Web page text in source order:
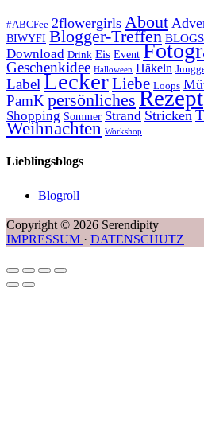
#ABCFee 2flowergirls About
BIWYFI Blogger-Treffen
Download Drink Eis Event
Geschenkidee Halloween Häkeln
Label LeckerLiebe Loops
PamK persönliches Rezept
Shopping Sommer Strand Stricken
Weihnachten Workshop
Lieblingsblogs
Blogroll
Copyright © 2026 Serendipity
IMPRESSUM · DATENSCHUTZ